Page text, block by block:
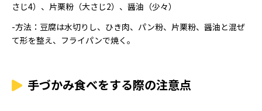
さじ4）、片栗粉（大さじ2）、醤油（少々）
-方法：豆腐は水切りし、ひき肉、パン粉、片栗粉、醤油と混ぜ
て形を整え、フライパンで焼く。
手づかみ食べをする際の注意点